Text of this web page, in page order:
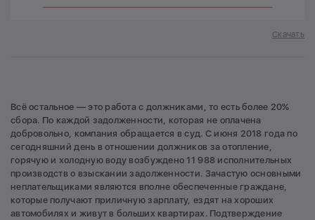
Скачать
Всё остальное — это работа с должниками, то есть более 20%
сбора. По каждой задолженности, которая не оплачена
добровольно, компания обращается в суд. С июня 2018 года по
сегодняшний день в отношении должников за отопление,
горячую и холодную воду возбуждено 11 988 исполнительных
производств о взыскании задолженности. Зачастую основными
неплательщиками являются вполне обеспеченные граждане,
которые получают приличную зарплату, ездят на хороших
автомобилях и живут в больших квартирах. Подтверждение